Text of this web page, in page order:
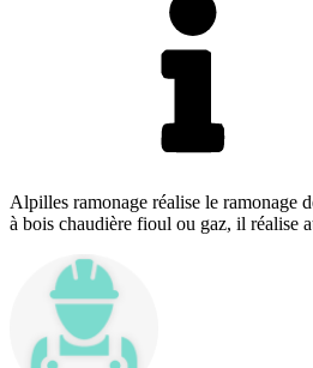
Alpilles ramonage réalise le ramonage
à bois chaudière fioul ou gaz, il réalise